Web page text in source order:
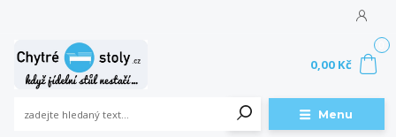
Menu
0,00 Kč